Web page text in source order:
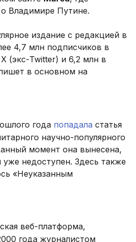
о Владимире Путине.
издание с редакцией в
4,7 млн подписчиков в
(экс-Twitter) и 6,2 млн в
в основном на
года попадала статья
научно-популярного
момент она вынесена,
уже недоступен. Здесь также
«Неуказанным
веб-платформа,
года журналистом